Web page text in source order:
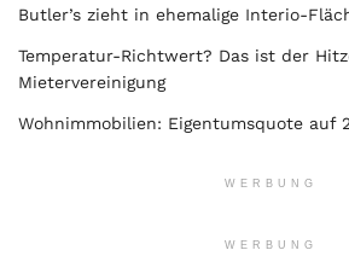
Butler’s zieht in ehemalige Interio-
Temperatur-Richtwert? Das ist der
Mietervereinigung
Wohnimmobilien: Eigentumsquote auf
WERBUNG
WERBUNG